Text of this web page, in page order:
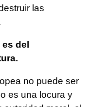
las
del
no puede ser
es una locura y